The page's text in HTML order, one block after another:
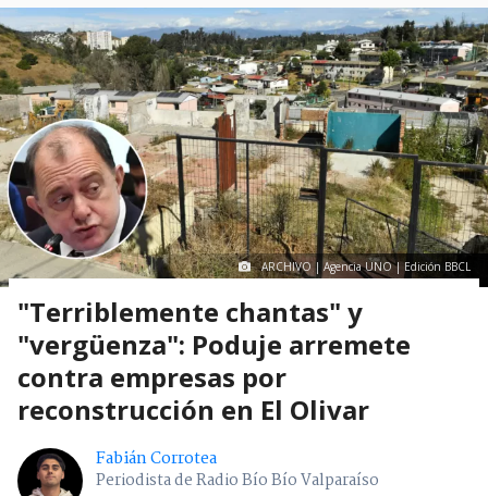
ARCHIVO | Agencia UNO | Edición BBCL
"Terriblemente chantas" y
"vergüenza": Poduje arremete
contra empresas por
reconstrucción en El Olivar
Fabián Corrotea
Periodista de Radio Bío Bío Valparaíso